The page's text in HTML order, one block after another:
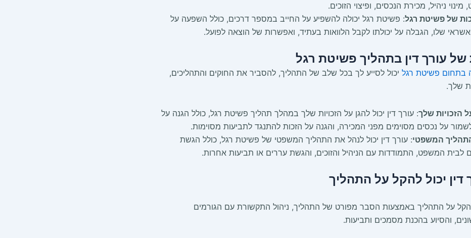
ניהיל, מכירת הנכסים, ופיצוי הזוכים.
של פשיטת רגל: פשיטת רגל יכולה להשפיע על החייב במספר דרכים, כולל השפעה על
שלו, הגבלה על יכולתו לקבל הלוואות בעתיד, ואפשרות של הוצאה לפועל.
עורך דין בתהליך פשיטת רגל
בתחום פשיטת רגל יכול לסייע לך בכל שלב של התהליך, להסביר את החוקים והתהליכים,
שלך.
הזכויות שלך: עורך דין יכול להגן על הזכויות שלך במהלך תהליך פשיטת רגל, כולל הגנה על
על נכסים מסוימים מפני המכירה, והגנה על הזכות להתנגד לתביעות מסוימות.
המשפטי: עורך דין יכול לנהל את התהליך המשפטי של פשיטת רגל, כולל הגשת
לבית המשפט, התמודדות עם הניהיל והזוכים, והגשת עררים או תביעות אחרות.
דין יכול להקל על התהליך
להקל על התהליך באמצעות הסבר מפורט של התהליך, ניהול התקשורת עם הגורמים
והסיוע בהכנת מסמכים ותביעות.